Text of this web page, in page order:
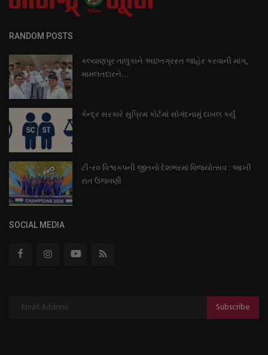
RANDOM POSTS
કલ્યાણપુર તાલુકાને અછતગ્રસ્ત જાહેર કરવાની માંગ,
મામલતદારને...
કેન્દ્ર સરકારે સુપ્રિમ કોર્ટમાં સોગંદનામું દાખલ કર્યું
ટી-ર૦ વિશ્વકપની જીતનો દેશભરમાં વિજયોત્સવ : આખી
રાત ઉજવણી
SOCIAL MEDIA
Subscribe